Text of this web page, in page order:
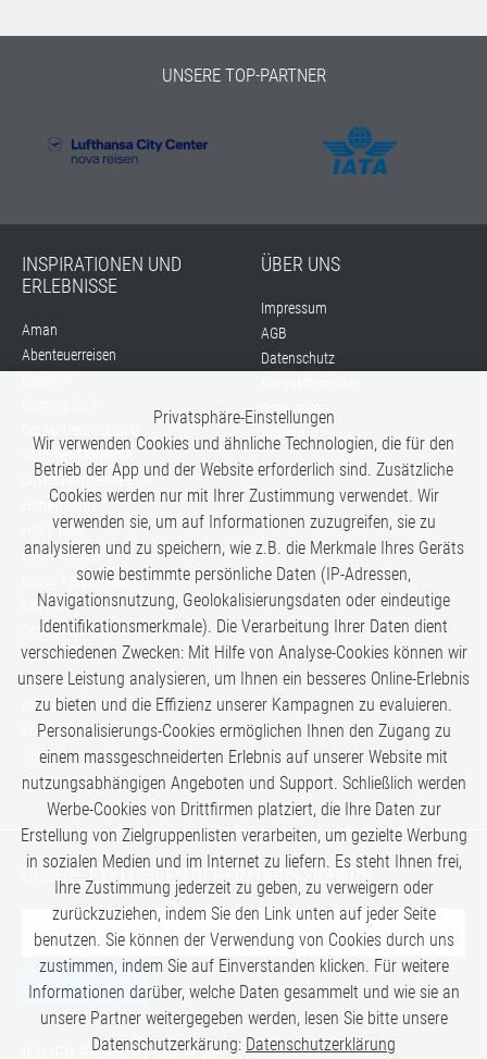
UNSERE TOP-PARTNER
INSPIRATIONEN UND
ERLEBNISSE
Aman
Abenteuerreisen
Gourmet-Momente
Luxus Familienurlaub
Honeymoon
Hot & New
Hüttenzauber
Luxus Kreuzfahrten
Lifestyle
Once in a Lifetime
Romance
Safari-Erlebnisse
Simply the Best
Six Senses
Villen
Zugreisen
ÜBER UNS
Impressum
AGB
Datenschutz
nova reisen
Anfahrt
UNSERE EXKLUSIVEN GEHEIMTIPPS SICHERN:
JETZT ANMELDEN
IMMER EINEN BESUCH WERT:
Privatsphäre-Einstellungen
Wir verwenden Cookies und ähnliche Technologien, die für den
Betrieb der App und der Website erforderlich sind. Zusätzliche
Cookies werden nur mit Ihrer Zustimmung verwendet. Wir
verwenden sie, um auf Informationen zuzugreifen, sie zu
analysieren und zu speichern, wie z.B. die Merkmale Ihres Geräts
sowie bestimmte persönliche Daten (IP-Adressen,
Navigationsnutzung, Geolokalisierungsdaten oder eindeutige
Identifikationsmerkmale). Die Verarbeitung Ihrer Daten dient
verschiedenen Zwecken: Mit Hilfe von Analyse-Cookies können wir
unsere Leistung analysieren, um Ihnen ein besseres Online-Erlebnis
zu bieten und die Effizienz unserer Kampagnen zu evaluieren.
Personalisierungs-Cookies ermöglichen Ihnen den Zugang zu
einem massgeschneiderten Erlebnis auf unserer Website mit
nutzungsabhängigen Angeboten und Support. Schließlich werden
Werbe-Cookies von Drittfirmen platziert, die Ihre Daten zur
Erstellung von Zielgruppenlisten verarbeiten, um gezielte Werbung
in sozialen Medien und im Internet zu liefern. Es steht Ihnen frei,
Ihre Zustimmung jederzeit zu geben, zu verweigern oder
zurückzuziehen, indem Sie den Link unten auf jeder Seite
benutzen. Sie können der Verwendung von Cookies durch uns
zustimmen, indem Sie auf Einverstanden klicken. Für weitere
Informationen darüber, welche Daten gesammelt und wie sie an
unsere Partner weitergegeben werden, lesen Sie bitte unsere
Datenschutzerkärung: Datenschutzerklärung